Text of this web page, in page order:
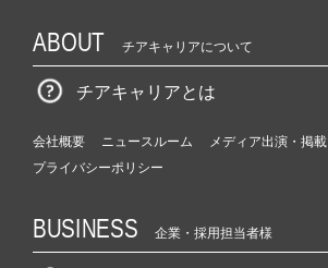
ABOUT チアキャリアについて
チアキャリアとは
会社概要 ニュースルーム
メディア出演・掲載
プライバシーポリシー
BUSINESS 企業・採用担当者様